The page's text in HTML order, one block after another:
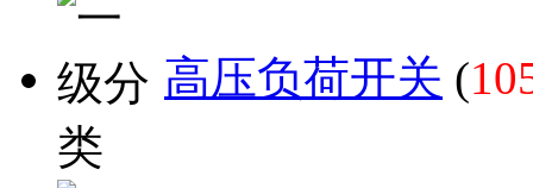
高压负荷开关 (